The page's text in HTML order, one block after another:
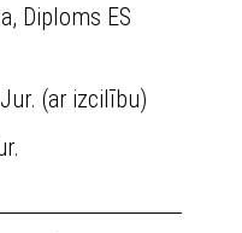
Diploms ES
(ar izcilību)